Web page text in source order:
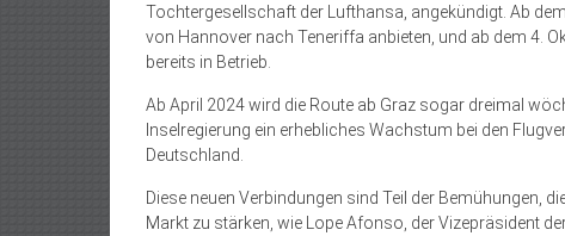
Tochtergesellschaft der Lufthansa, angekündigt. Ab
von Hannover nach Teneriffa anbieten, und ab dem 4.
bereits in Betrieb.
Ab April 2024 wird die Route ab Graz sogar dreimal
Inselregierung ein erhebliches Wachstum bei den
Deutschland.
Diese neuen Verbindungen sind Teil der Bemühungen,
Markt zu stärken, wie Lope Afonso, der Vizepräsident